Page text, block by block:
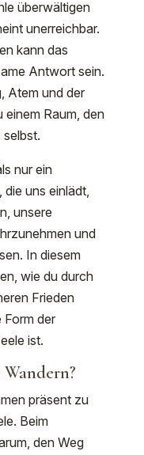
überwältigen
unerreichbar.
kann das
Antwort sein.
Atem und der
Raum, den
nur ein
die uns einlädt,
unsere
und
In diesem
wie du durch
Frieden
Form der
ist.
präsent zu
Beim
den Weg